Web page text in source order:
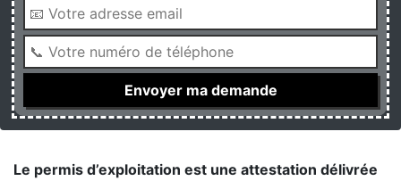
Le permis d’exploitation est une attestation délivrée